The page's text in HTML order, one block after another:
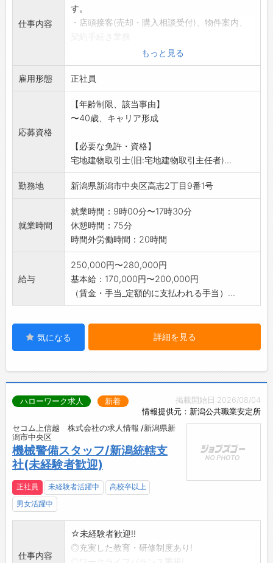
仕事内容
す。
・店頭接客(売却・購入相談受付)、物件案内、
・売買物件の資料作成、データ入力、現場演出
作業等
・パソコン操作(ワード、エクセルの入力)
*業務上、車を使用する機会:有
マイカー使用の場合ガソリン代別途支給(通勤
含)
もっと見る
雇用形態 正社員
応募資格
【年齢制限、該当事由】
〜40歳、キャリア形成
【必要な免許・資格】
宅地建物取引士(旧:宅地建物取引主任者)...
勤務地 新潟県新潟市中央区高志2丁目9番1号
就業時間
就業時間：9時00分〜17時30分
休憩時間：75分
時間外労働時間：20時間
給与
250,000円〜280,000円
基本給：170,000円〜200,000円
（賃金・手当_定額的に支払われる手当）...
気になる 詳細を見る
掲載開始日:2026/08/04
情報提供元：新潟公共職業安定所
ハローワーク求人 新着
セコム上信越 株式会社の求人情報 /新潟県新
潟市中央区
機械警備スタッフ/新潟統轄支
社(未経験者歓迎)
正社員 未経験者活躍中
高校卒以上
男女活躍中
仕事内容
☆未経験者歓迎!!
◎充実した教育・研修制度あり!